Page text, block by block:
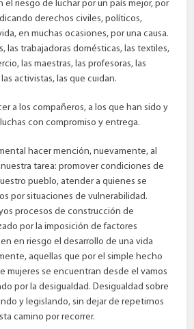
el riesgo de luchar por un país mejor, por
derechos civiles, políticos,
en muchas ocasiones, por una causa.
las trabajadoras domésticas, las textiles,
las maestras, las profesoras, las
activistas, las que cuidan.
a los compañeros, a los que han sido y
con compromiso y entrega.
hacer mención, nuevamente, al
tarea: promover condiciones de
pueblo, atender a quienes se
por situaciones de vulnerabilidad.
procesos de construcción de
por la imposición de factores
en riesgo el desarrollo de una vida
aquellas que por el simple hecho
mujeres se encuentran desde el vamos
por la desigualdad. Desigualdad sobre
y legislando, sin dejar de repetirnos
camino por recorrer.